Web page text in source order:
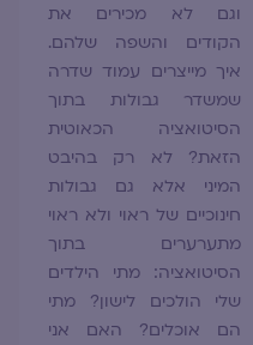
וגם לא מכירים את
הקודים והשפה שלהם.
איך מייצרים עמוד שדרה
שמשדר גבולות בתוך
הסיטואציה הכאוטית
הזאת? לא רק בהיבט
המיני אלא גם גבולות
חינוכיים של ראוי ולא ראוי
מתערערים בתוך
הסיטואציה: מתי הילדים
שלי הולכים לישון? מתי
הם אוכלים? האם אני